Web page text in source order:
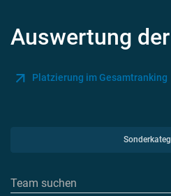
Auswertung
Platzierung im Gesamtranking